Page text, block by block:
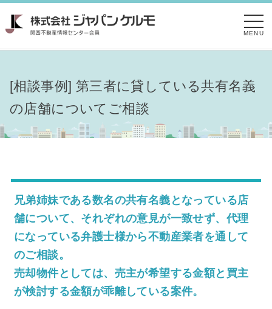
MENU
[相談事例] 第三者に貸している共有名義
の店舗についてご相談
兄弟姉妹である数名の共有名義となっている店
舗について、それぞれの意見が一致せず、代理
になっている弁護士様から不動産業者を通して
のご相談。
売却物件としては、売主が希望する金額と買主
が検討する金額が乖離している案件。